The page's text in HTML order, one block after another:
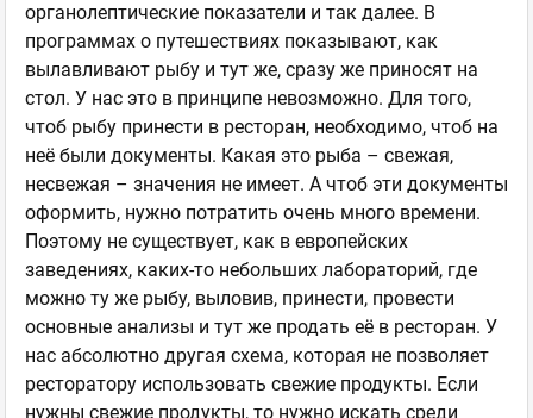
органолептические показатели и так далее. В
программах о путешествиях показывают, как
вылавливают рыбу и тут же, сразу же приносят на
стол. У нас это в принципе невозможно. Для того,
чтоб рыбу принести в ресторан, необходимо, чтоб на
неё были документы. Какая это рыба – свежая,
несвежая – значения не имеет. А чтоб эти документы
оформить, нужно потратить очень много времени.
Поэтому не существует, как в европейских
заведениях, каких-то небольших лабораторий, где
можно ту же рыбу, выловив, принести, провести
основные анализы и тут же продать её в ресторан. У
нас абсолютно другая схема, которая не позволяет
ресторатору использовать свежие продукты. Если
нужны свежие продукты, то нужно искать среди